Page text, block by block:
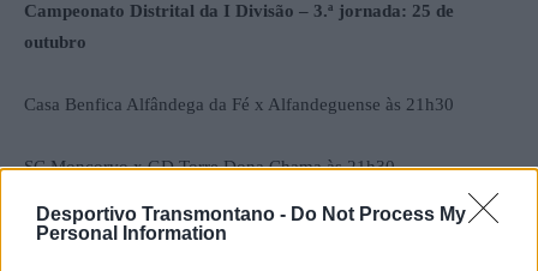
Desportivo Transmontano - Do Not Process My
Personal Information
Campeonato Distrital da I Divisão – 3.ª jornada: 25 de
outubro
Casa Benfica Alfândega da Fé x Alfandeguense às 21h30
SC Moncorvo x GD Torre Dona Chama às 21h30
GD Freixo x CD Miranda do Douro às 21h30